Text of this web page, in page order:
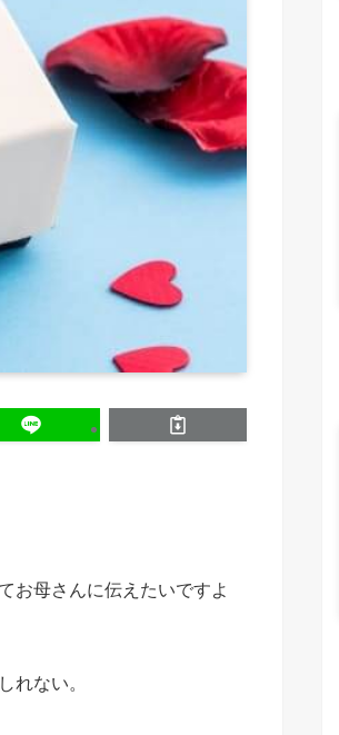
お母さんに伝えたいですよ
れない。